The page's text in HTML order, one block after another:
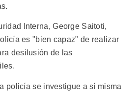
Interna, George Saitoti,
es "bien capaz" de realizar
desilusión de las
policía se investigue a sí misma